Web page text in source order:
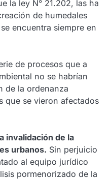
la ley N° 21.202, las ha
de humedales
encuentra siempre en
de procesos que a
no se habrían
de la ordenanza
que se vieron afectados
invalidación de la
urbanos. Sin perjuicio
al equipo jurídico
pormenorizado de la